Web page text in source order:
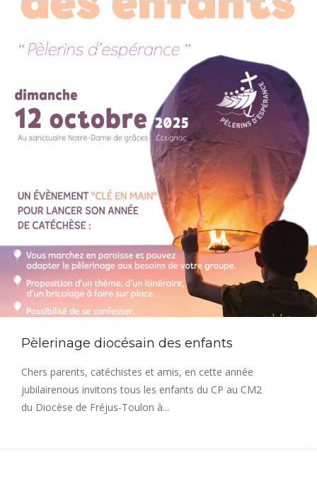
Pèlerinage diocésain des enfants
Chers parents, catéchistes et amis, en cette année
jubilairenous invitons tous les enfants du CP au CM2
du Diocèse de Fréjus-Toulon à...